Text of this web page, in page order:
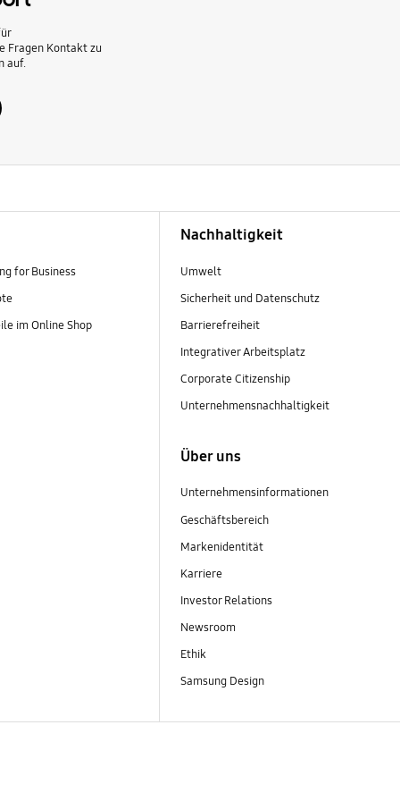
Fragen Kontakt zu
auf.
for Business
im Online Shop
Nachhaltigkeit
Umwelt
Sicherheit und Datenschutz
Barrierefreiheit
Integrativer Arbeitsplatz
Corporate Citizenship
Unternehmensnachhaltigkeit
Über uns
Unternehmensinformationen
Geschäftsbereich
Markenidentität
Karriere
Investor Relations
Newsroom
Ethik
Samsung Design